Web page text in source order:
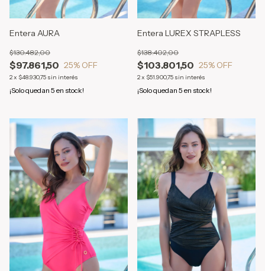
Entera AURA
$97.861,50
$130.482,00
25% OFF
2x $48.930,75 sin interés
¡Solo quedan 5 en stock!
Entera LUREX STRAPLESS
$103.801,50
$138.402,00
25% OFF
2x $51.900,75 sin interés
¡Solo quedan 5 en stock!